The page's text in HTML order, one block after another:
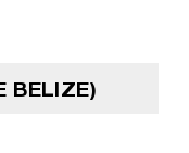
BELIZE)